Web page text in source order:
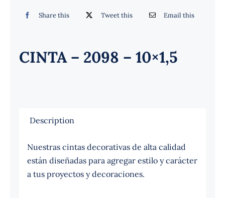
Share this Tweet this Email this
CINTA – 2098 – 10×1,5
Description
Nuestras cintas decorativas de alta calidad
están diseñadas para agregar estilo y carácter
a tus proyectos y decoraciones.